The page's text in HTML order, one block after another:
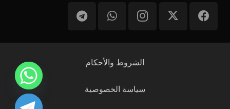
الشروط والأحكام
سياسة الخصوصية
chaty